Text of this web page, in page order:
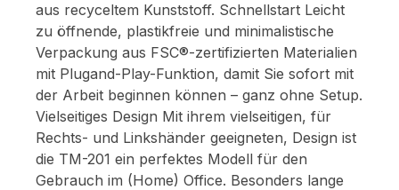
aus recyceltem Kunststoff. Schnellstart Leicht
zu öffnende, plastikfreie und minimalistische
Verpackung aus FSC®-zertifizierten Materialien
mit Plugand-Play-Funktion, damit Sie sofort mit
der Arbeit beginnen können – ganz ohne Setup.
Vielseitiges Design Mit ihrem vielseitigen, für
Rechts- und Linkshänder geeigneten, Design ist
die TM-201 ein perfektes Modell für den
Gebrauch im (Home) Office. Besonders lange